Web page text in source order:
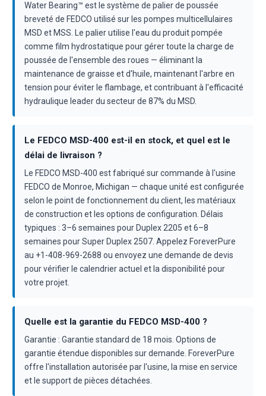
Water Bearing™ est le système de palier de poussée
breveté de FEDCO utilisé sur les pompes multicellulaires
MSD et MSS. Le palier utilise l'eau du produit pompée
comme film hydrostatique pour gérer toute la charge de
poussée de l'ensemble des roues — éliminant la
maintenance de graisse et d'huile, maintenant l'arbre en
tension pour éviter le flambage, et contribuant à l'efficacité
hydraulique leader du secteur de 87% du MSD.
Le FEDCO MSD-400 est-il en stock, et quel est le
délai de livraison ?
Le FEDCO MSD-400 est fabriqué sur commande à l'usine
FEDCO de Monroe, Michigan — chaque unité est configurée
selon le point de fonctionnement du client, les matériaux
de construction et les options de configuration. Délais
typiques : 3–6 semaines pour Duplex 2205 et 6–8
semaines pour Super Duplex 2507. Appelez ForeverPure
au +1-408-969-2688 ou envoyez une demande de devis
pour vérifier le calendrier actuel et la disponibilité pour
votre projet.
Quelle est la garantie du FEDCO MSD-400 ?
Garantie : Garantie standard de 18 mois. Options de
garantie étendue disponibles sur demande. ForeverPure
offre l'installation autorisée par l'usine, la mise en service
et le support de pièces détachées.